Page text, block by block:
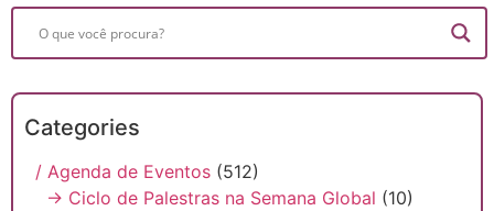
Categories
/ Agenda de Eventos (512)
→ Ciclo de Palestras na Semana Global (10)